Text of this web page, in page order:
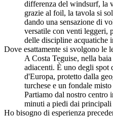
differenza del windsurf, la
grazie al foil, la tavola si
dando una sensazione di
versatile con venti leggeri,
delle discipline acquatiche
Dove esattamente si svolgono le
A Costa Teguise, nella
adiacenti. È uno degli spot
d'Europa, protetto dalla
turchese e un fondale
Partiamo dal nostro centro
minuti a piedi dai principali
Ho bisogno di esperienza